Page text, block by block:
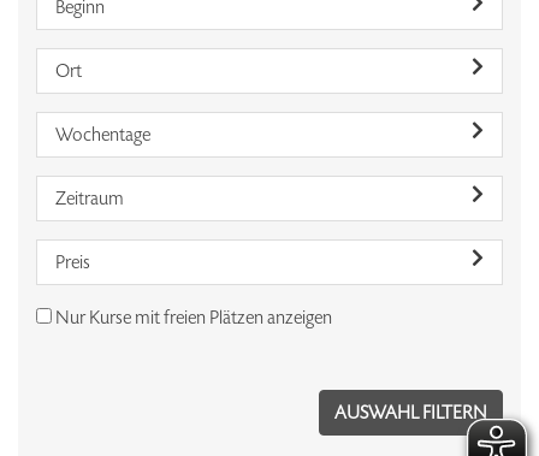
Beginn
Ort
Wochentage
Zeitraum
Preis
Nur Kurse mit freien Plätzen anzeigen